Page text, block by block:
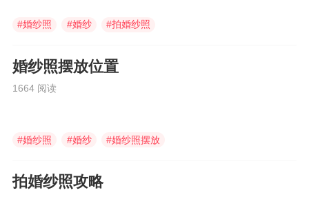
#婚纱照 #婚纱 #拍婚纱照
婚纱照摆放位置
1664 阅读
#婚纱照 #婚纱 #婚纱照摆放
拍婚纱照攻略